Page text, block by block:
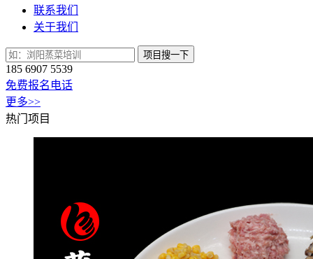
联系我们
关于我们
项目搜一下
185 6907 5539
免费报名电话
更多>>
热门项目